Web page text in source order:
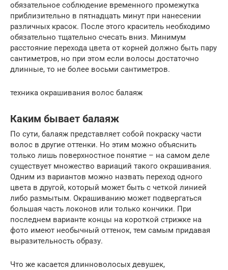
обязательное соблюдение временного промежутка
приблизительно в пятнадцать минут при нанесении
различных красок. После этого краситель необходимо
обязательно тщательно счесать вниз. Минимум
расстояние перехода цвета от корней должно быть пару
сантиметров, но при этом если волосы достаточно
длинные, то не более восьми сантиметров.
техника окрашивания волос балаяж
Каким бывает балаяж
По сути, балаяж представляет собой покраску части
волос в другие оттенки. Но этим можно объяснить
только лишь поверхностное понятие – на самом деле
существует множество вариаций такого окрашивания.
Одним из вариантов можно назвать переход одного
цвета в другой, который может быть с четкой линией
либо размытым. Окрашиванию может подвергаться
большая часть локонов или только кончики. При
последнем варианте концы на короткой стрижке на
фото имеют необычный оттенок, тем самым придавая
выразительность образу.
Что же касается длинноволосых девушек,